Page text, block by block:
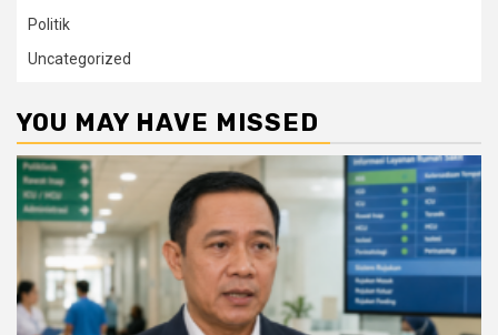
Politik
Uncategorized
YOU MAY HAVE MISSED